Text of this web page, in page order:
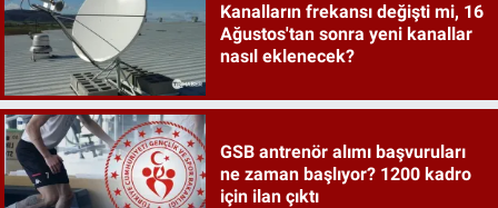
Kanalların frekansı değişti mi, 16
Ağustos'tan sonra yeni kanallar
nasıl eklenecek?
GSB antrenör alımı başvuruları
ne zaman başlıyor? 1200 kadro
için ilan çıktı